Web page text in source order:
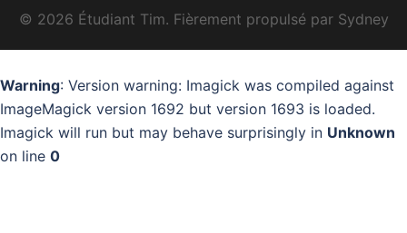
© 2026 Étudiant Tim. Fièrement propulsé par Sydney
Warning: Version warning: Imagick was compiled against
ImageMagick version 1692 but version 1693 is loaded.
Imagick will run but may behave surprisingly in Unknown
on line 0